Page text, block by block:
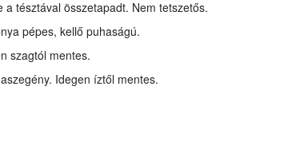
tésztával összetapadt. Nem tetszetős.
pépes, kellő puhaságú.
szagtól mentes.
Idegen íztől mentes.